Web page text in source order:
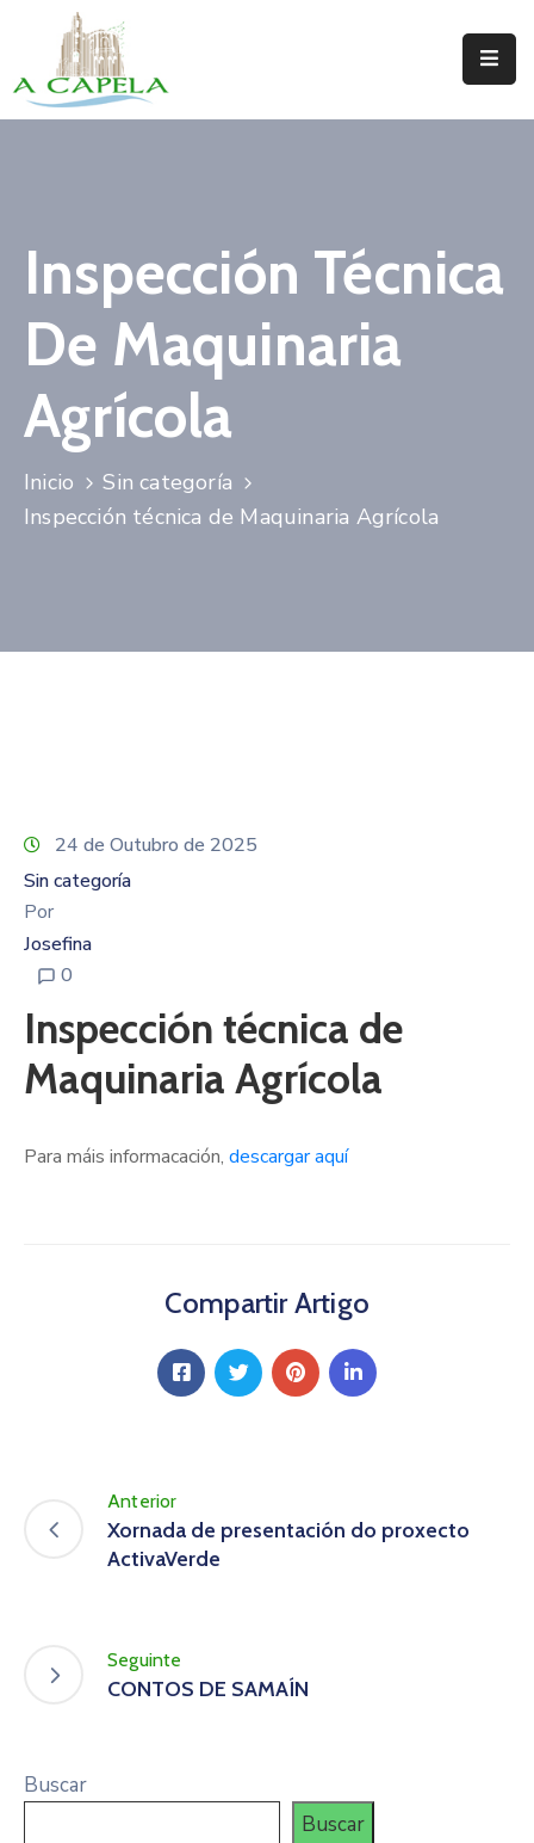
Inicio
Servizos
Turismo
Directorio
Trámites
Novas
Contacto
Inspección Técnica
De Maquinaria
Agrícola
Inicio
Sin categoría
Inspección técnica de Maquinaria Agrícola
24 de Outubro de 2025
Sin categoría
Por
Josefina
0
Inspección técnica de
Maquinaria Agrícola
Para máis informacación, descargar aquí
Compartir Artigo
Anterior
Xornada de presentación do proxecto
ActivaVerde
Seguinte
CONTOS DE SAMAÍN
Buscar
Buscar